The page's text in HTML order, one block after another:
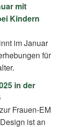
mit
Kindern
im Januar
für
in der
Frauen-EM
ist an